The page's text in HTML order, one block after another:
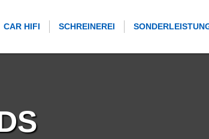
CAR HIFI SCHREINEREI